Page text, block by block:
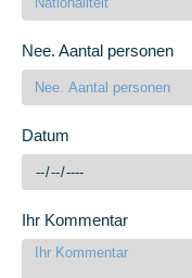
Nee. Aantal personen
Datum
Ihr Kommentar